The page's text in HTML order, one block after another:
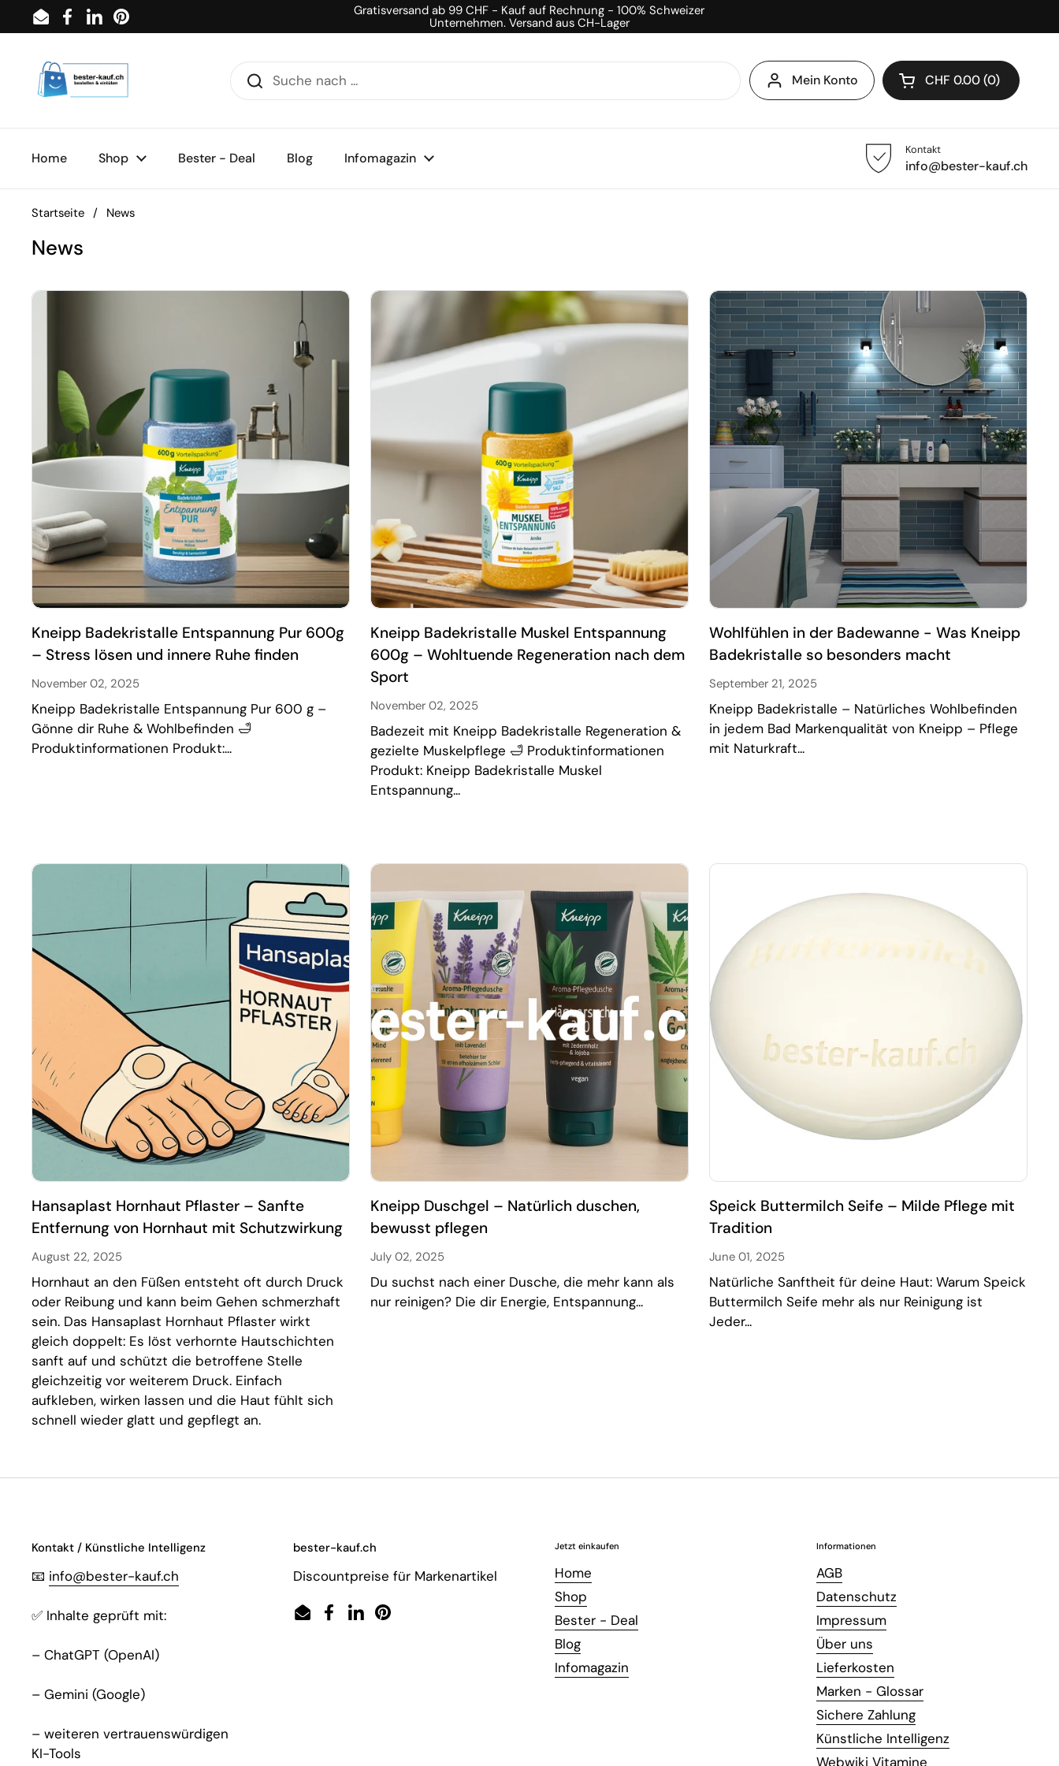
Zum Inhalt springen
EmailFacebook
LinkedInPinterest
Gratisversand ab 99 CHF - Kauf auf Rechnung - 100% Schweizer
Unternehmen. Versand aus CH-Lager
Mein Konto Warenkorb öffnen
CHF 0.00 0
Home Shop Bester - Deal Blog Infomagazin
Kontakt
info@bester-kauf.ch
Startseite / News
News
Kneipp Badekristalle Entspannung Pur 600g
– Stress lösen und innere Ruhe finden
November 02, 2025
Kneipp Badekristalle Entspannung Pur 600 g –
Gönne dir Ruhe & Wohlbefinden 🛁
Produktinformationen Produkt:...
Kneipp Badekristalle Muskel Entspannung
600g – Wohltuende Regeneration nach dem
Sport
November 02, 2025
Badezeit mit Kneipp Badekristalle Regeneration &
gezielte Muskelpflege 🛁 Produktinformationen
Produkt: Kneipp Badekristalle Muskel
Entspannung...
Wohlfühlen in der Badewanne - Was Kneipp
Badekristalle so besonders macht
September 21, 2025
Kneipp Badekristalle – Natürliches Wohlbefinden
in jedem Bad Markenqualität von Kneipp – Pflege
mit Naturkraft...
Hansaplast Hornhaut Pflaster – Sanfte
Entfernung von Hornhaut mit Schutzwirkung
August 22, 2025
Hornhaut an den Füßen entsteht oft durch Druck
oder Reibung und kann beim Gehen schmerzhaft
sein. Das Hansaplast Hornhaut Pflaster wirkt
gleich doppelt: Es löst verhornte Hautschichten
sanft auf und schützt die betroffene Stelle
gleichzeitig vor weiterem Druck. Einfach
aufkleben, wirken lassen und die Haut fühlt sich
schnell wieder glatt und gepflegt an.
Kneipp Duschgel – Natürlich duschen,
bewusst pflegen
July 02, 2025
Du suchst nach einer Dusche, die mehr kann als
nur reinigen? Die dir Energie, Entspannung...
Speick Buttermilch Seife – Milde Pflege mit
Tradition
June 01, 2025
Natürliche Sanftheit für deine Haut: Warum Speick
Buttermilch Seife mehr als nur Reinigung ist
Jeder...
Kontakt / Künstliche Intelligenz
📧 info@bester-kauf.ch
✅ Inhalte geprüft mit:
– ChatGPT (OpenAI)
– Gemini (Google)
– weiteren vertrauenswürdigen
KI-Tools
bester-kauf.ch
Discountpreise für Markenartikel
EmailFacebook
LinkedInPinterest
Jetzt einkaufen
Home
Shop
Bester - Deal
Blog
Infomagazin
Informationen
AGB
Datenschutz
Impressum
Über uns
Lieferkosten
Marken - Glossar
Sichere Zahlung
Künstliche Intelligenz
Webwiki Vitamine